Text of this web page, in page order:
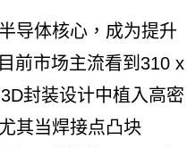
导体核心，成为提升
前市场主流看到310 x
封装设计中植入高密
其当焊接点凸块